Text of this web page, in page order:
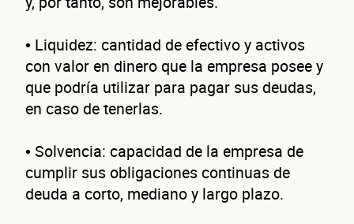
• Liquidez: cantidad de efectivo y activos
con valor en dinero que la empresa posee y
que podría utilizar para pagar sus deudas,
en caso de tenerlas.
• Solvencia: capacidad de la empresa de
cumplir sus obligaciones continuas de
deuda a corto, mediano y largo plazo.